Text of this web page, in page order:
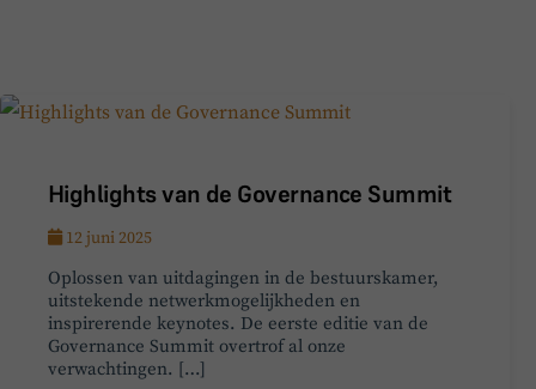
Highlights van de Governance Summit
12 juni 2025
Oplossen van uitdagingen in de bestuurskamer,
uitstekende netwerkmogelijkheden en
inspirerende keynotes. De eerste editie van de
Governance Summit overtrof al onze
verwachtingen. […]